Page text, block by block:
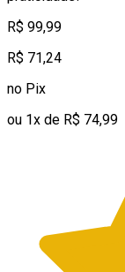
R$ 99,99
R$ 71,24
no Pix
ou 1x de R$ 74,99